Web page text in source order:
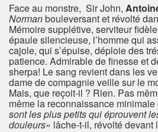
Face au monstre, Sir John,
Normanbouleversant et révolté
Mémoire supplétive, serviteur
épaule silencieuse, l’homme qui
cajole, qui s’épuise, déploie des
patience. Admirable de finesse et
sherpa! Le sang revient dans les
dame de compagnie veille sur le
Mais, que reçoit-il ? Rien. Pas
même la reconnaissance minimale
sont les plus petits qui éprouvent
douleurs» lâche-t-il, révolté devant